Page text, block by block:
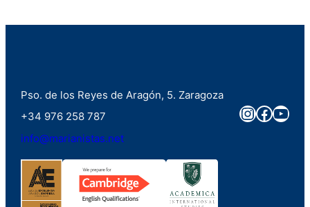
Pso. de los Reyes de Aragón, 5. Zaragoza
+34 976 258 787
info@marianistas.net